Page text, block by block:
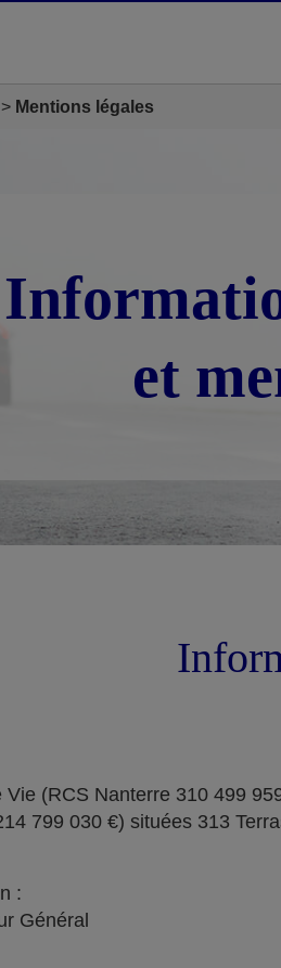
Mentions légales
et
Vie (RCS Nanterre 310 499
799 030 €) situées 313
:
Général